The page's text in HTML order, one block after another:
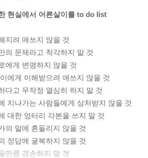
견뎌내라. 당신이 해야 할 일은 연한 희망
게 돈을 벌 것인가’ 하는 질문 이전에, ‘무엇
로 환원되지 않는 나 자신이 될것」중에서
불행하게 하는 두려움의 실체는 가난이
「방황하는 어른이 될 것」중에서
조심해도 예상치 못한 비용이 들 때가 있
차를 위한 여백과 바보스러움에 대한 예산
현실에서 어른살이를 to do list
지려 애쓰지 않을 것
의 문제라고 착각하지 말 것
에게 변명하지 않을 것
에게 이해받으려 애쓰지 않을 것
다고 무작정 열심히 하지 말 것
지나가는 사람들에게 상처받지 않을 것
대한 엉터리 각본을 쓰지 말 것
의 말에 흔들리지 않을 것
정답에 굴복하지 않을 것
만큼 겸손하지 말 것